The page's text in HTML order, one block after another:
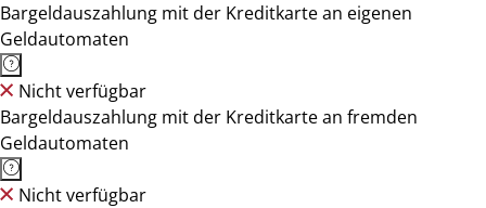
Bargeldauszahlung mit der Kreditkarte an eigenen
Geldautomaten
Nicht verfügbar
Bargeldauszahlung mit der Kreditkarte an fremden
Geldautomaten
Nicht verfügbar